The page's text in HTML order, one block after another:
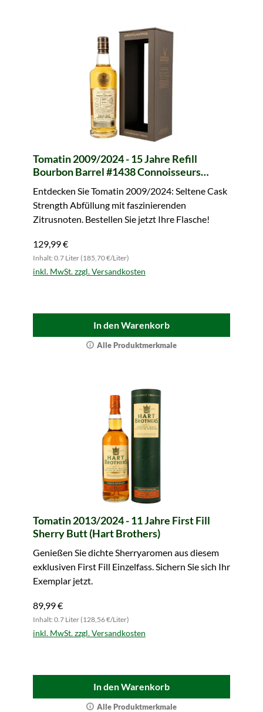
Tomatin 2009/2024 - 15 Jahre Refill
Bourbon Barrel #1438 Connoisseurs
Entdecken Sie Tomatin 2009/2024: Seltene Cask
Strength Abfüllung mit faszinierenden
Zitrusnoten. Bestellen Sie jetzt Ihre Flasche!
129,99 €
Inhalt: 0.7 Liter (185,70 €/Liter)
inkl. MwSt. zzgl. Versandkosten
In den Warenkorb
Alle Produktmerkmale
Tomatin 2013/2024 - 11 Jahre First Fill
Sherry Butt (Hart Brothers)
Genießen Sie dichte Sherryaromen aus diesem
exklusiven First Fill Einzelfass. Sichern Sie sich Ihr
Exemplar jetzt.
89,99 €
Inhalt: 0.7 Liter (128,56 €/Liter)
inkl. MwSt. zzgl. Versandkosten
In den Warenkorb
Alle Produktmerkmale